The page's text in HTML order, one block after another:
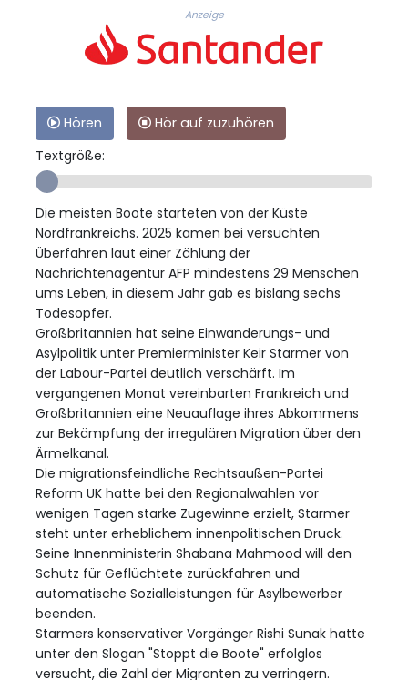
Anzeige
Hören
Hör auf zuzuhören
Textgröße:
Die meisten Boote starteten von der Küste
Nordfrankreichs. 2025 kamen bei versuchten
Überfahren laut einer Zählung der
Nachrichtenagentur AFP mindestens 29 Menschen
ums Leben, in diesem Jahr gab es bislang sechs
Todesopfer.
Großbritannien hat seine Einwanderungs- und
Asylpolitik unter Premierminister Keir Starmer von
der Labour-Partei deutlich verschärft. Im
vergangenen Monat vereinbarten Frankreich und
Großbritannien eine Neuauflage ihres Abkommens
zur Bekämpfung der irregulären Migration über den
Ärmelkanal.
Die migrationsfeindliche Rechtsaußen-Partei
Reform UK hatte bei den Regionalwahlen vor
wenigen Tagen starke Zugewinne erzielt, Starmer
steht unter erheblichem innenpolitischen Druck.
Seine Innenministerin Shabana Mahmood will den
Schutz für Geflüchtete zurückfahren und
automatische Sozialleistungen für Asylbewerber
beenden.
Starmers konservativer Vorgänger Rishi Sunak hatte
unter den Slogan "Stoppt die Boote" erfolglos
versucht, die Zahl der Migranten zu verringern.